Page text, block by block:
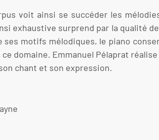
voit ainsi se succéder les
exhaustive surprend par la qualité
motifs mélodiques, le piano
domaine. Emmanuel Pélaprat
chant et son expression.